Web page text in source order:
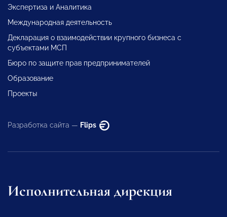
Экспертиза и Аналитика
Международная деятельность
Декларация о взаимодействии крупного бизнеса с
субъектами МСП
Бюро по защите прав предпринимателей
Образование
Проекты
Разработка сайта — Flips
Исполнительная дирекция